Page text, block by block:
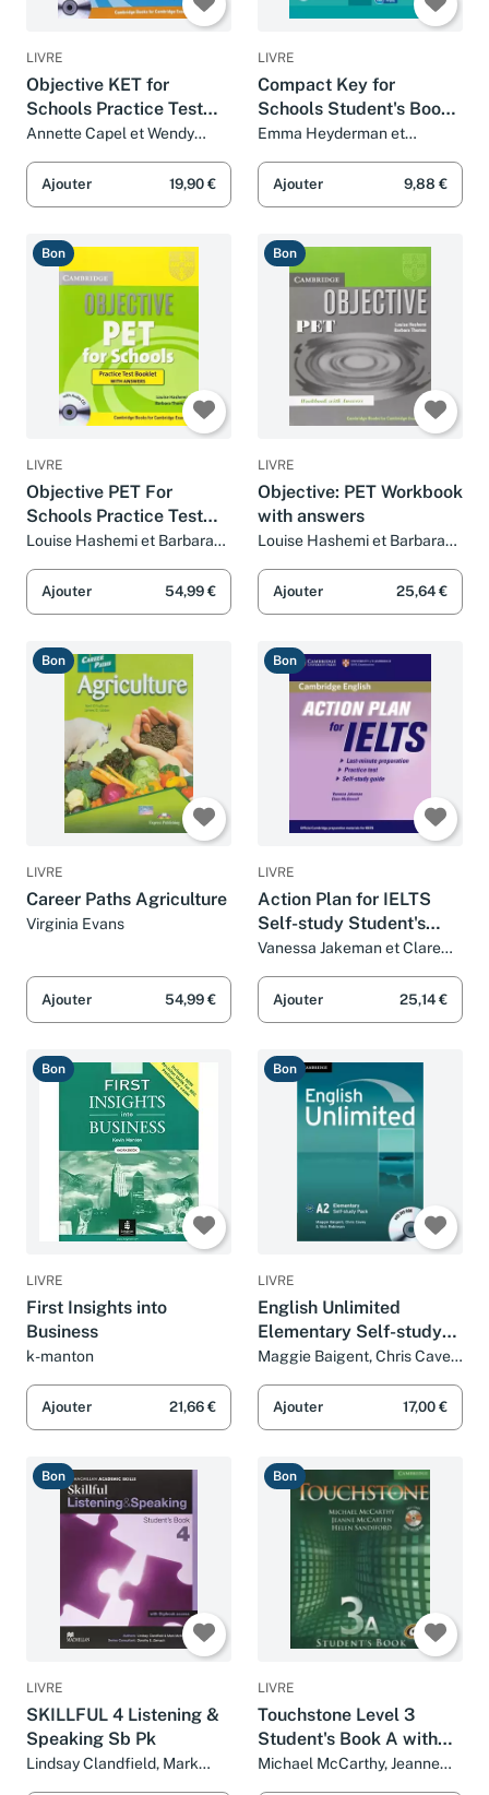
LIVRE
Objective KET for
Schools Practice Test
Booklet with answers
Annette Capel et Wendy
Ajouter 19,90 €
LIVRE
Compact Key for
Schools Student's Book
without Answers with
Emma Heyderman et
Ajouter 9,88 €
Bon
LIVRE
Objective PET For
Schools Practice Test
Booklet with Answers
with Audio CD
Louise Hashemi et Barbara
Ajouter 54,99 €
Bon
LIVRE
Objective: PET Workbook
with answers
Louise Hashemi et Barbara
Ajouter 25,64 €
Bon
LIVRE
Career Paths Agriculture
Virginia Evans
Ajouter 54,99 €
Bon
LIVRE
Action Plan for IELTS
Self-study Student's
Book General Training
Module
Vanessa Jakeman et Clare
Ajouter 25,14 €
Bon
LIVRE
First Insights into
Business
k-manton
Ajouter 21,66 €
Bon
LIVRE
English Unlimited
Elementary Self-study
Pack (Workbook with
Maggie Baigent, Chris Cavey
Ajouter 17,00 €
Bon
LIVRE
SKILLFUL 4 Listening &
Speaking Sb Pk
Lindsay Clandfield, Mark
Bon
LIVRE
Touchstone Level 3
Student's Book A with
Audio CD/CD-ROM
Michael McCarthy, Jeanne